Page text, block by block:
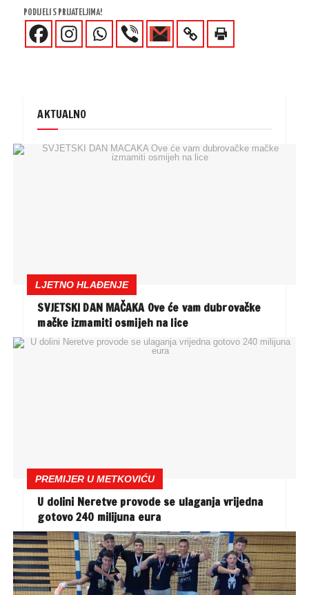
PODIJELI S PRIJATELJIMA!
AKTUALNO
LJETNO HLAĐENJE
SVJETSKI DAN MAČAKA Ove će vam dubrovačke
mačke izmamiti osmijeh na lice
PREMIJER U METKOVIĆU
U dolini Neretve provode se ulaganja vrijedna
gotovo 240 milijuna eura